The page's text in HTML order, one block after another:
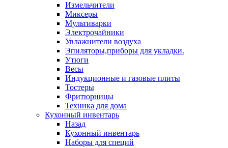
Измельчители
Миксеры
Мультиварки
Электрочайники
Увлажнители воздуха
Эпиляторы,приборы для укладки.
Утюги
Весы
Индукционные и газовые плиты
Тостеры
Фритюрницы
Техника для дома
Кухонный инвентарь
Назад
Кухонный инвентарь
Наборы для специй